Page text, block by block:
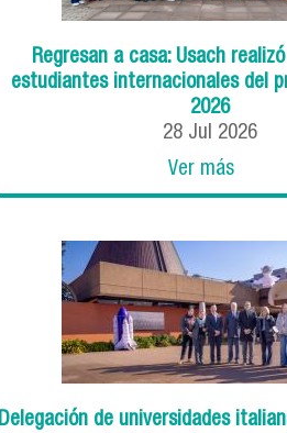
Regresan a casa: Usach
estudiantes internacionales del
2026
28 Jul 2026
Ver más
Delegación de universidades